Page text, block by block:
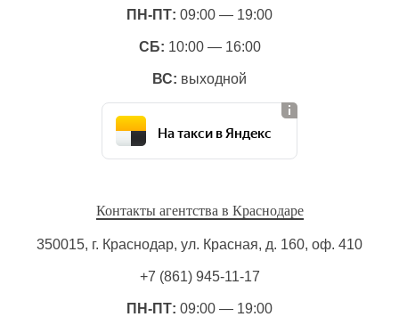
ПН-ПТ: 09:00 — 19:00
СБ: 10:00 — 16:00
ВС: выходной
На такси в Яндекс
Контакты агентства в Краснодаре
350015, г. Краснодар, ул. Красная, д. 160, оф. 410
+7 (861) 945-11-17
ПН-ПТ: 09:00 — 19:00